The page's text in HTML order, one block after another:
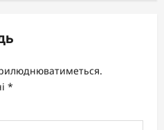
*